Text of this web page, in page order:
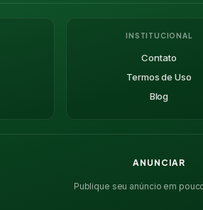
INSTITUCIONAL
Contato
Termos de Uso
Blog
ANUNCIAR
Publique seu anúncio em